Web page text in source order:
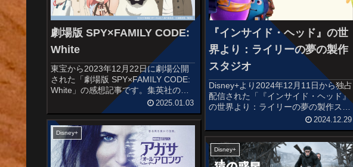
劇場版 SPY×FAMILY CODE:
White
東宝から2023年12月22日に劇場公開
された「劇場版 SPY×FAMILY CODE:
White」の感想記事です。集英社の漫
画アプリ「少年ジャンプ＋」連載の同
名コミックを原作とする人気テレビア
ニメ「SPY×FAMILY」の劇場版作品で
す...
2025.01.03
『インサイド・ヘッド』の世
界より：ライリーの夢の製作
スタジオ
Disney+より2024年12月11日から独占
配信された「『インサイド・ヘッド』
の世界より：ライリーの夢の製作スタ
ジオ」の感想記事です。ピクサー・ア
ニメーション・スタジオの大ヒット映
画「インサイド・ヘッド」シリーズの
主人公・少女ライリーの...
2024.12.29
Disney+
Disney+